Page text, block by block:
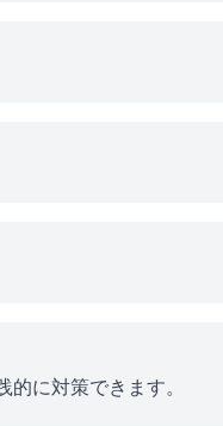
に対策できます。